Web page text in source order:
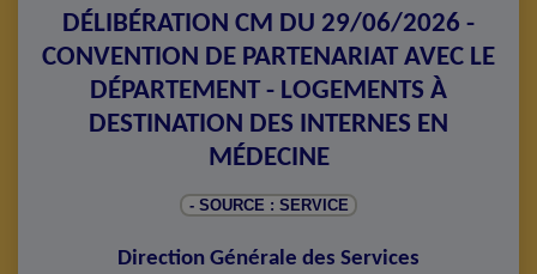
DÉLIBÉRATION CM DU 29/06/2026 -
CONVENTION DE PARTENARIAT AVEC LE
DÉPARTEMENT - LOGEMENTS À
DESTINATION DES INTERNES EN
MÉDECINE
- SOURCE : SERVICE
Direction Générale des Services